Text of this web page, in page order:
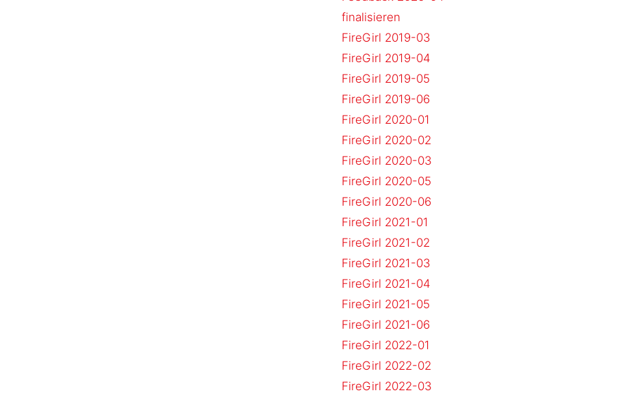
finalisieren
FireGirl 2019-03
FireGirl 2019-04
FireGirl 2019-05
FireGirl 2019-06
FireGirl 2020-01
FireGirl 2020-02
FireGirl 2020-03
FireGirl 2020-05
FireGirl 2020-06
FireGirl 2021-01
FireGirl 2021-02
FireGirl 2021-03
FireGirl 2021-04
FireGirl 2021-05
FireGirl 2021-06
FireGirl 2022-01
FireGirl 2022-02
FireGirl 2022-03